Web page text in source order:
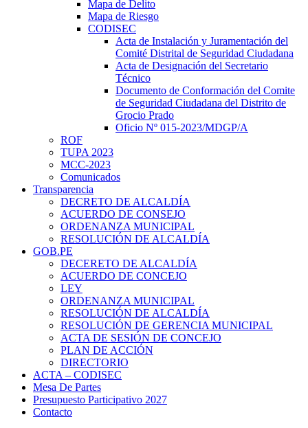
Mapa de Delito
Mapa de Riesgo
CODISEC
Acta de Instalación y Juramentación del
Comité Distrital de Seguridad Ciudadana
Acta de Designación del Secretario
Técnico
Documento de Conformación del Comite
de Seguridad Ciudadana del Distrito de
Grocio Prado
Oficio Nº 015-2023/MDGP/A
ROF
TUPA 2023
MCC-2023
Comunicados
Transparencia
DECRETO DE ALCALDÍA
ACUERDO DE CONSEJO
ORDENANZA MUNICIPAL
RESOLUCIÓN DE ALCALDÍA
GOB.PE
DECERETO DE ALCALDÍA
ACUERDO DE CONCEJO
LEY
ORDENANZA MUNICIPAL
RESOLUCIÓN DE ALCALDÍA
RESOLUCIÓN DE GERENCIA MUNICIPAL
ACTA DE SESIÓN DE CONCEJO
PLAN DE ACCIÓN
DIRECTORIO
ACTA – CODISEC
Mesa De Partes
Presupuesto Participativo 2027
Contacto